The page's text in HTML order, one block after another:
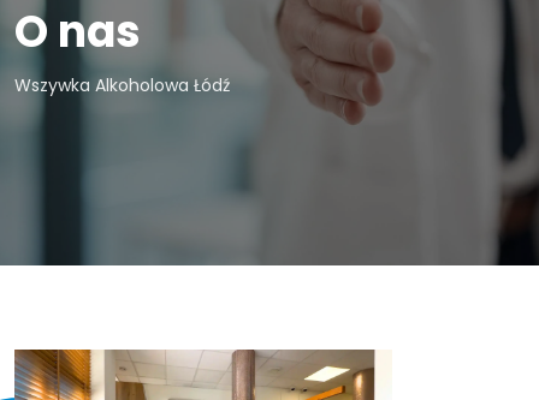
O nas
Wszywka Alkoholowa Łódź